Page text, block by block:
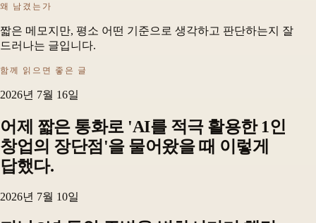
왜 남겼는가
짧은 메모지만, 평소 어떤 기준으로 생각하고 판단하는지 잘
드러나는 글입니다.
함께 읽으면 좋은 글
2026년 7월 16일
어제 짧은 통화로 'AI를 적극 활용한 1인
창업의 장단점'을 물어왔을 때 이렇게
답했다.
2026년 7월 10일